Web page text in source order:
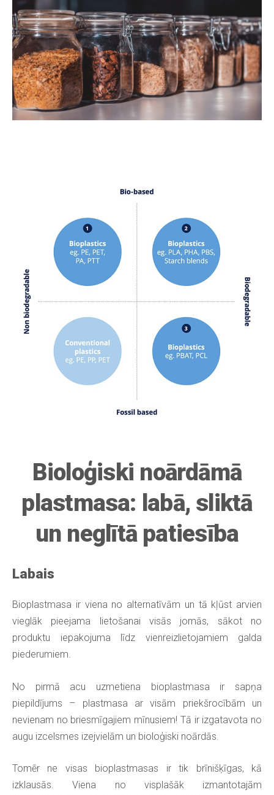
Bioloģiski noārdāmā
plastmasa: labā, sliktā
un neglītā patiesība
Labais
Bioplastmasa ir viena no alternatīvām un tā kļūst arvien
vieglāk pieejama lietošanai visās jomās, sākot no
produktu iepakojuma līdz vienreizlietojamiem galda
piederumiem.
No pirmā acu uzmetiena bioplastmasa ir sapņa
piepildījums – plastmasa ar visām priekšrocībām un
nevienam no briesmīgajiem mīnusiem! Tā ir izgatavota no
augu izcelsmes izejvielām un bioloģiski noārdās.
Tomēr ne visas bioplastmasas ir tik brīnišķīgas, kā
izklausās. Viena no visplašāk izmantotajām